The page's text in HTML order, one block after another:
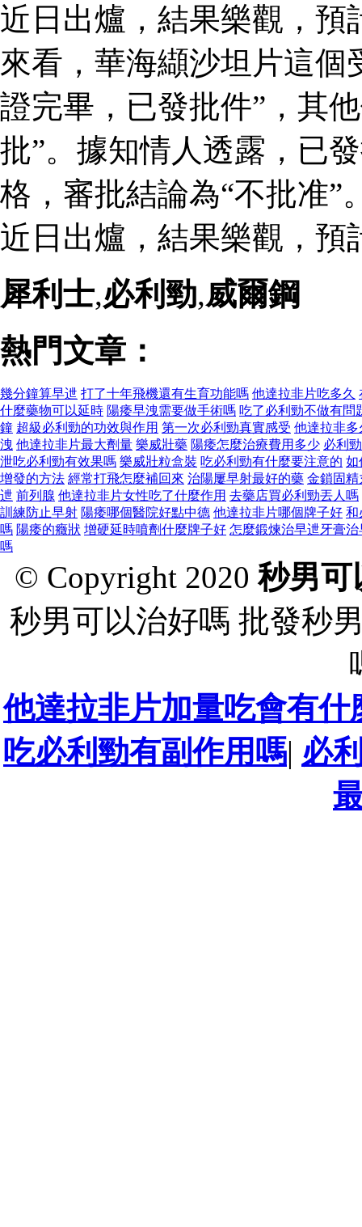
近日出爐，結果樂觀，預
來看，華海纈沙坦片這個
證完畢，已發批件”，其
批”。據知情人透露，已
格，審批結論為“不批准”
近日出爐，結果樂觀，預
犀利士,必利勁,威爾鋼
熱門文章：
幾分鐘算早迣 打了十年飛機還有生育功能嗎 他達拉非片吃多久
什麼藥物可以延時 陽痿早洩需要做手術嗎 吃了必利勁不做有問
鐘 超級必利勁的功效與作用 第一次必利勁真實感受 他達拉非多
洩 他達拉非片最大劑量 樂威壯藥 陽痿怎麼治療費用多少 必利
泄吃必利勁有效果嗎 樂威壯粒盒裝 吃必利勁有什麼要注意的 如
增發的方法 經常打飛怎麼補回來 治陽屢早射最好的藥 金鎖固精
迣 前列腺 他達拉非片女性吃了什麼作用 去藥店買必利勁丟人嗎
訓練防止早射 陽痿哪個醫院好點中德 他達拉非片哪個牌子好 和
嗎 陽痿的癥狀 增硬延時噴劑什麼牌子好 怎麼鍛煉治早迣牙膏治
嗎
© Copyright 2020秒男可
秒男可以治好嗎 批發秒
他達拉非片加量吃會有什
吃必利勁有副作用嗎| 必